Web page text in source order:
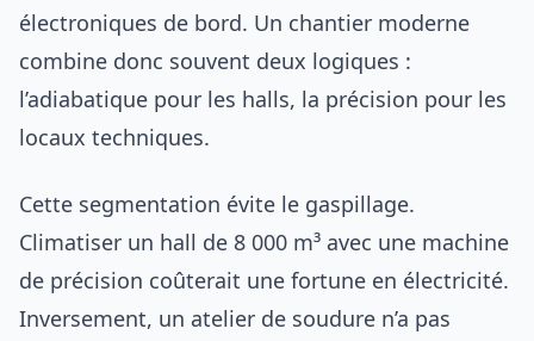
électroniques de bord. Un chantier moderne
combine donc souvent deux logiques :
l’adiabatique pour les halls, la précision pour les
locaux techniques.
Cette segmentation évite le gaspillage.
Climatiser un hall de 8 000 m³ avec une machine
de précision coûterait une fortune en électricité.
Inversement, un atelier de soudure n’a pas